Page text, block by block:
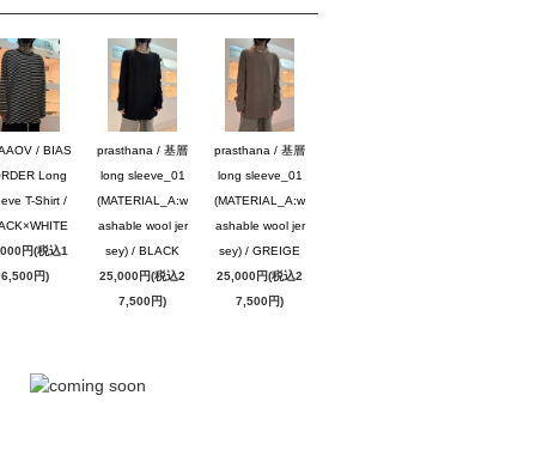
/ BIAS
Long
T-Shirt /
円(税込1
6,500円)
prasthana / 基層
long sleeve_01
(MATERIAL_A:w
ashable wool jer
sey) / BLACK
25,000円(税込2
7,500円)
prasthana / 基層
long sleeve_01
(MATERIAL_A:w
ashable wool jer
sey) / GREIGE
25,000円(税込2
7,500円)